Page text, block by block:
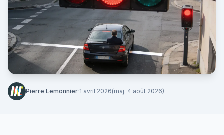
Pierre Lemonnier·1 avril 2026(maj. 4 août 2026)